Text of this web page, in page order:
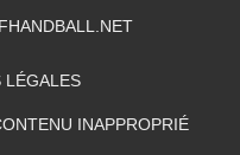
LÉGALES
INAPPROPRIÉ